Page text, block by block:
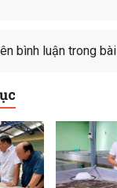
bình luận trong bài